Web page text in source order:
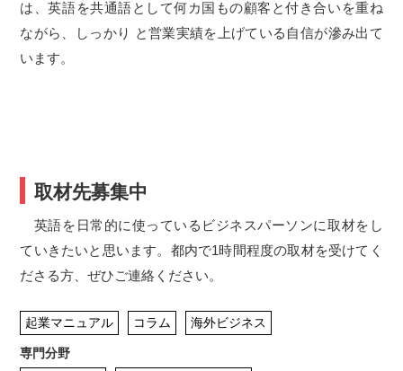
は、英語を共通語として何カ国もの顧客と付き合いを重ね
ながら、しっかり と営業実績を上げている自信が滲み出て
います。
取材先募集中
英語を日常的に使っているビジネスパーソンに取材をし
ていきたいと思います。都内で1時間程度の取材を受けてく
ださる方、ぜひご連絡ください。
起業マニュアル コラム 海外ビジネス
専門分野